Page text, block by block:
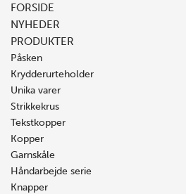
FORSIDE
NYHEDER
PRODUKTER
Påsken
Krydderurteholder
Unika varer
Strikkekrus
Tekstkopper
Kopper
Garnskåle
Håndarbejde serie
Knapper